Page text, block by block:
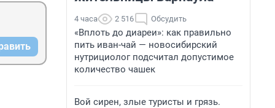
4 часа 2 516 Обсудить
«Вплоть до диареи»: как правильно
пить иван-чай — новосибирский
нутрициолог подсчитал допустимое
количество чашек
Вой сирен, злые туристы и грязь.